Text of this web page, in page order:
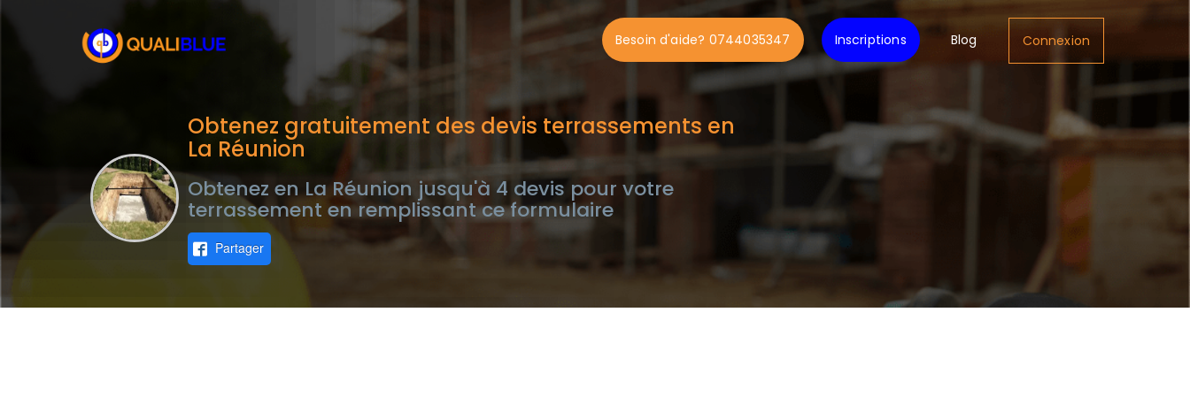
Besoin d'aide? 0744035347 Inscriptions Blog Connexion
Obtenez gratuitement des devis terrassements en
La Réunion
Obtenez en La Réunion jusqu'à 4 devis pour votre
terrassement en remplissant ce formulaire
Partager